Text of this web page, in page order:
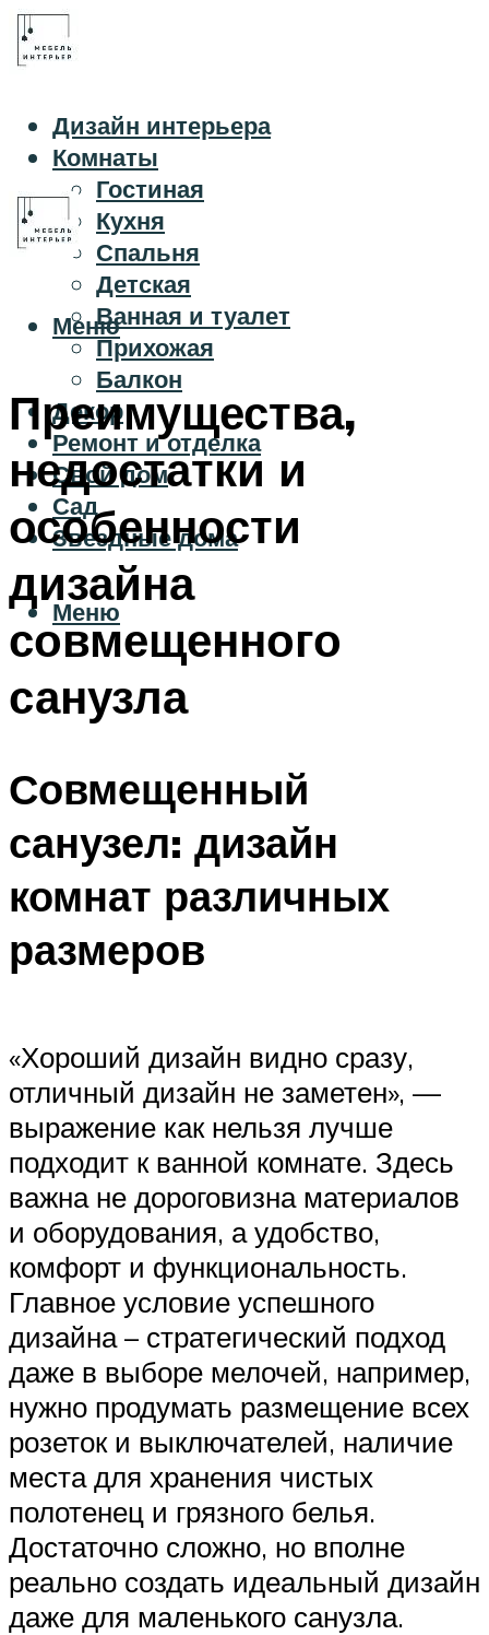
Дизайн интерьера
Комнаты
Гостиная
Кухня
Спальня
Детская
Ванная и туалет
Прихожая
Балкон
Декор
Ремонт и отделка
Свой дом
Сад
Звездные дома
Меню
Меню
Преимущества,
недостатки и
особенности
дизайна
совмещенного
санузла
Совмещенный
санузел: дизайн
комнат различных
размеров
«Хороший дизайн видно сразу,
отличный дизайн не заметен», —
выражение как нельзя лучше
подходит к ванной комнате. Здесь
важна не дороговизна материалов
и оборудования, а удобство,
комфорт и функциональность.
Главное условие успешного
дизайна – стратегический подход
даже в выборе мелочей, например,
нужно продумать размещение всех
розеток и выключателей, наличие
места для хранения чистых
полотенец и грязного белья.
Достаточно сложно, но вполне
реально создать идеальный дизайн
даже для маленького санузла.